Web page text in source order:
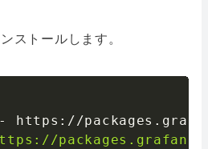
ストールします。
- https : //packages .